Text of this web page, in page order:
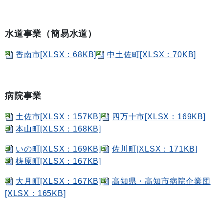
水道事業（簡易水道）
香南市[XLSX：68KB] 中土佐町[XLSX：70KB]
病院事業
土佐市[XLSX：157KB]
四万十市[XLSX：169KB]
本山町[XLSX：168KB]
いの町[XLSX：169KB]
佐川町[XLSX：171KB]
梼原町[XLSX：167KB]
大月町[XLSX：167KB]
高知県・高知市病院企業団
[XLSX：165KB]